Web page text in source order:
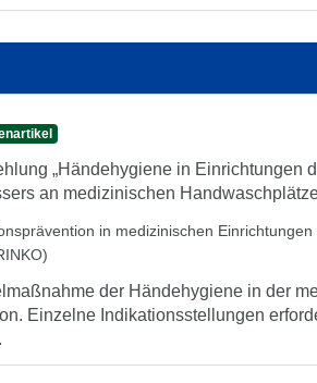
„Händehygiene in Einrichtungen
an medizinischen
in medizinischen
der Händehygiene in der
Einzelne Indikationsstellungen